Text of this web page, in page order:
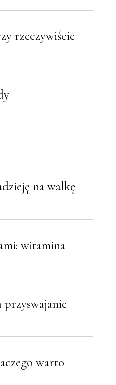
rzeczywiście
na walkę
witamina
przyswajanie
warto